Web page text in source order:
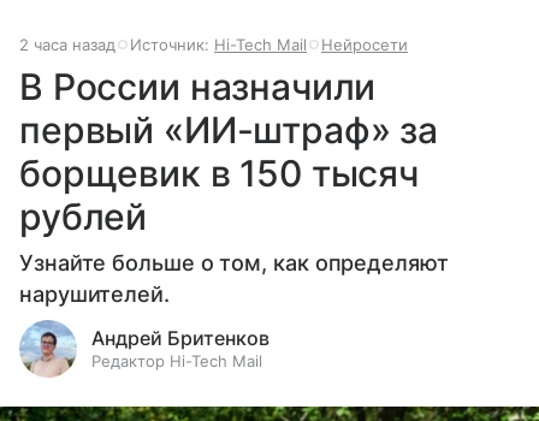
2 часа назад Источник: Hi-Tech Mail Нейросети
В России назначили
первый «ИИ-штраф» за
борщевик в 150 тысяч
рублей
Узнайте больше о том, как определяют
нарушителей.
Андрей Бритенков
Редактор Hi-Tech Mail